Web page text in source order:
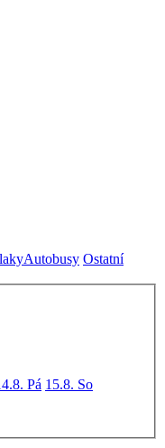
Autobusy Ostatní
Pá 15.8. So